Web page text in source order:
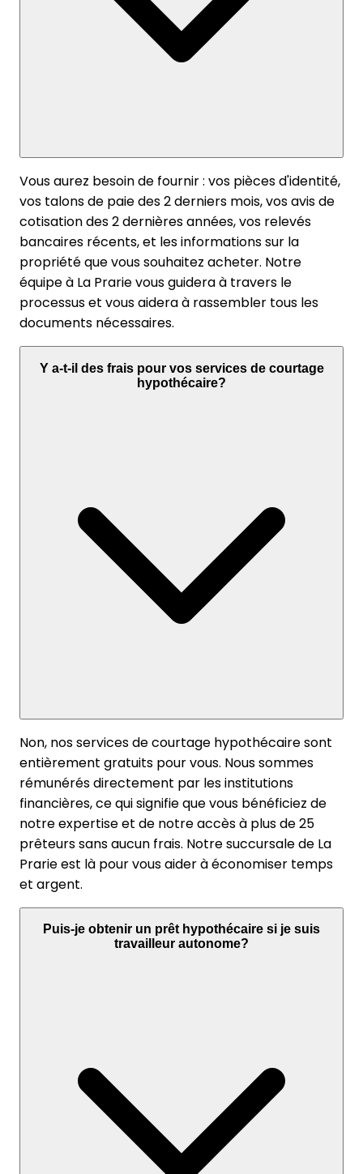
Vous aurez besoin de fournir : vos pièces d'identité,
vos talons de paie des 2 derniers mois, vos avis de
cotisation des 2 dernières années, vos relevés
bancaires récents, et les informations sur la
propriété que vous souhaitez acheter. Notre
équipe à La Prarie vous guidera à travers le
processus et vous aidera à rassembler tous les
documents nécessaires.
Y a-t-il des frais pour vos services de courtage
hypothécaire?
Non, nos services de courtage hypothécaire sont
entièrement gratuits pour vous. Nous sommes
rémunérés directement par les institutions
financières, ce qui signifie que vous bénéficiez de
notre expertise et de notre accès à plus de 25
prêteurs sans aucun frais. Notre succursale de La
Prarie est là pour vous aider à économiser temps
et argent.
Puis-je obtenir un prêt hypothécaire si je suis
travailleur autonome?